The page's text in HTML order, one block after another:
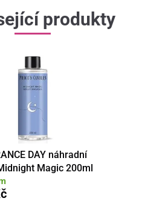
produkty
DAY náhradní
Magic 200ml